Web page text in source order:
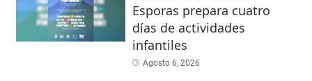
Esporas prepara cuatro
días de actividades
infantiles
Agosto 6, 2026